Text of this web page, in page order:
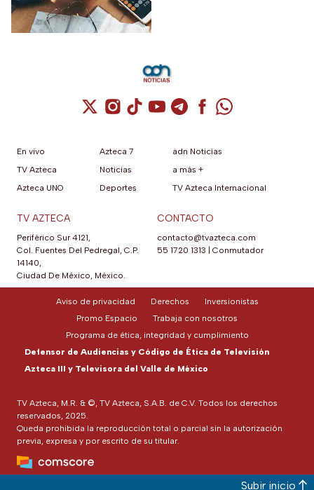
Cuenta de X / Twitter (se abre en una
Cuenta de Instagram (se abre en una
Cuenta de TikTok (se abre en
Cuenta de YouTube (se abre
Cuenta de Telegram (se
Cuenta de
Cuenta de
En vivo
TV Azteca
Azteca UNO
Azteca 7
Noticias
Deportes
adn Noticias
a más +
TV Azteca Internacional
TV AZTECA
Periférico Sur 4121,
Col. Fuentes Del Pedregal, C.P.
14140,
Ciudad De México, México.
CONTACTO
contacto@tvazteca.com
55 1720 1313
Conmutador
TV Azteca, M.R. & ©, TV Azteca, S.A.B. de C.V. Todos los derechos
reservados, 2025.
Queda prohibida la reproducción total o parcial sin la autorización
previa, expresa y por escrito de su titular.
Aviso de privacidad Derechos
Inversionistas
Promo Espacio
Trabaja con nosotros
Programa de ética, integridad y cumplimiento
Defensor de Audiencias y Código de Ética de Televisión
Azteca III y Televisora del Valle de México
Subir inicio